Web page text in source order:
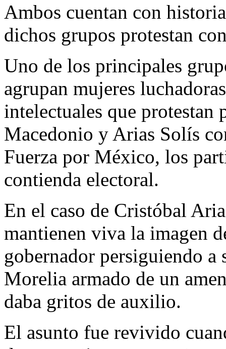
Ambos cuentan con
dichos grupos protestan
Uno de los principales
agrupan mujeres
intelectuales que
Macedonio y Arias Solís
Fuerza por México, los
contienda electoral.
En el caso de Cristóbal
mantienen viva la imagen
gobernador persiguiendo a
Morelia armado de un
daba gritos de auxilio.
El asunto fue revivido